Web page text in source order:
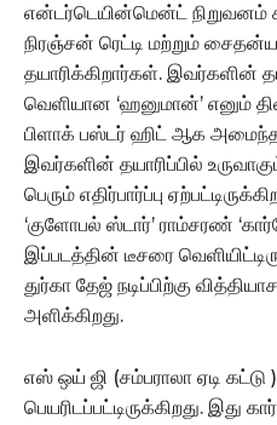
என்டர்டெயின்மென்ட் நிறுவனம்
நிரஞ்சன் ரெட்டி மற்றும்
தயாரிக்கிறார்கள். இவர்களின்
வெளியான ‘ஹனுமான்’ எனும்
பிளாக் பஸ்டர் ஹிட் ஆக
இவர்களின் தயாரிப்பில்
பெரும் எதிர்பார்ப்பு
‘குளோபல் ஸ்டார்’ ராம்சரண்
இப்படத்தின் டீசரை
துர்கா தேஜ் நடிப்பிற்கு
அளிக்கிறது.
எஸ் ஒய் ஜி (சம்பராலா ஏடி
பெயரிடப்பட்டிருக்கிறது. இது